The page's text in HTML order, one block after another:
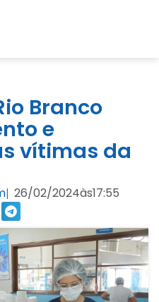
Branco
e
vítimas da
| 26/02/2024às17:55